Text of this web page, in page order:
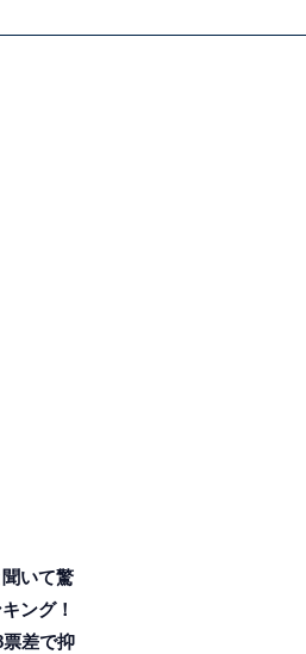
聞いて驚
ング！
差で抑